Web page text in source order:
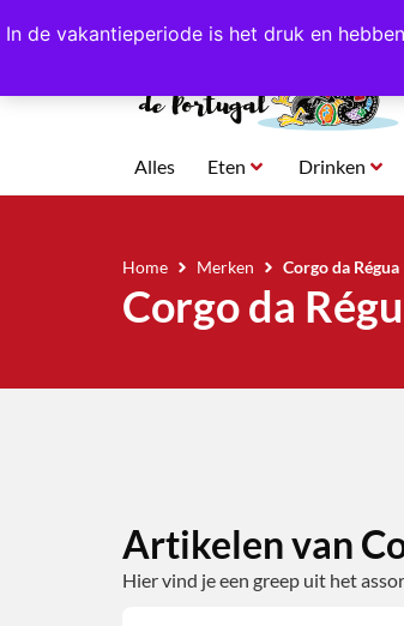
In de vakantieperiode is het druk en
4,8/5,0 sterren beoordeeld!
Alles Eten Drinken
Home Merken Corgo da Régua
Corgo da
Artikelen van
Hier vind je een greep uit het